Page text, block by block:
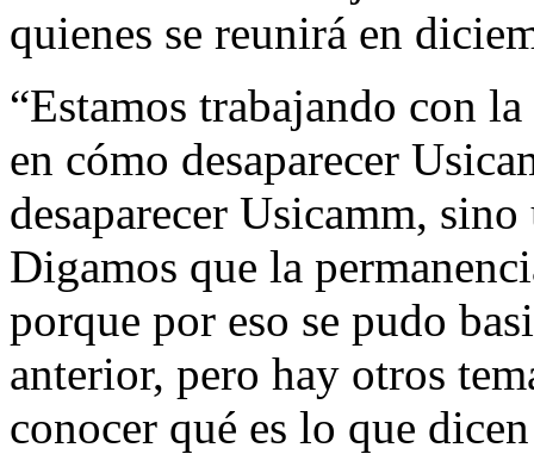
quienes se reunirá en
“Estamos trabajando con
en cómo desaparecer
desaparecer Usicamm,
Digamos que la
porque por eso se pudo
anterior, pero hay otros
conocer qué es lo que